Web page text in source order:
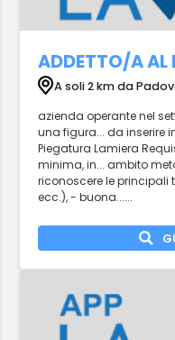
ADDETTO/A AL
A soli 2 km da
azienda operante nel
una figura... da inserire
Piegatura Lamiera
minima, in... ambito
riconoscere le principali
ecc.), - buona......